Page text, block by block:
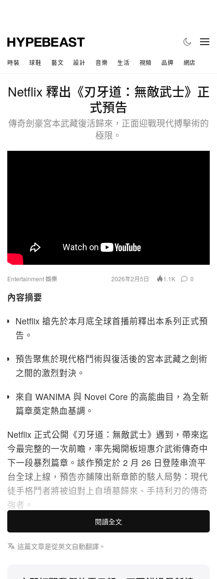
時裝 球鞋 藝文 設計 音樂 生活 視頻 品牌 網店
Netflix 釋出《刃牙道：無敵武士》正
式預告
傳奇劍豪宮本武藏復活歸來，正面迎戰現代搏擊術的
極限。
Entertainment 娛樂 2026年2月5日 1.1K 0
內容摘要
Netflix 搶先於本月底全球首播前釋出本系列正式預
告。
預告聚焦於現代格鬥術與復活後的宮本武藏之劍術
之間的激烈對決。
來自 WANIMA 與 Novel Core 的高能曲目，為全新
篇章奠定熱血基調。
Netflix 正式公開《刃牙道：無敵武士》遇到，帶來迄
今最完整的一次前瞻，率先揭開板垣惠介武術傳奇中
下一段暴烈篇章。該作預定於 2 月 26 日登陸串流平
台全球上線，預告亦鋪陳出新章節的駭人局勢：現代
徒手格鬥者將被迫對上自墳墓歸來、手持利刃的傳奇
強者。
畫面一開始，便在 Underground Arena 拋出震撼宣
告：場內禁用武器的規定正式解除。這項變更，為宮
Skytree 地底深處透過秘密複製計畫被復活而來。預
閱讀全文
這篇文章是從英文自動翻譯。